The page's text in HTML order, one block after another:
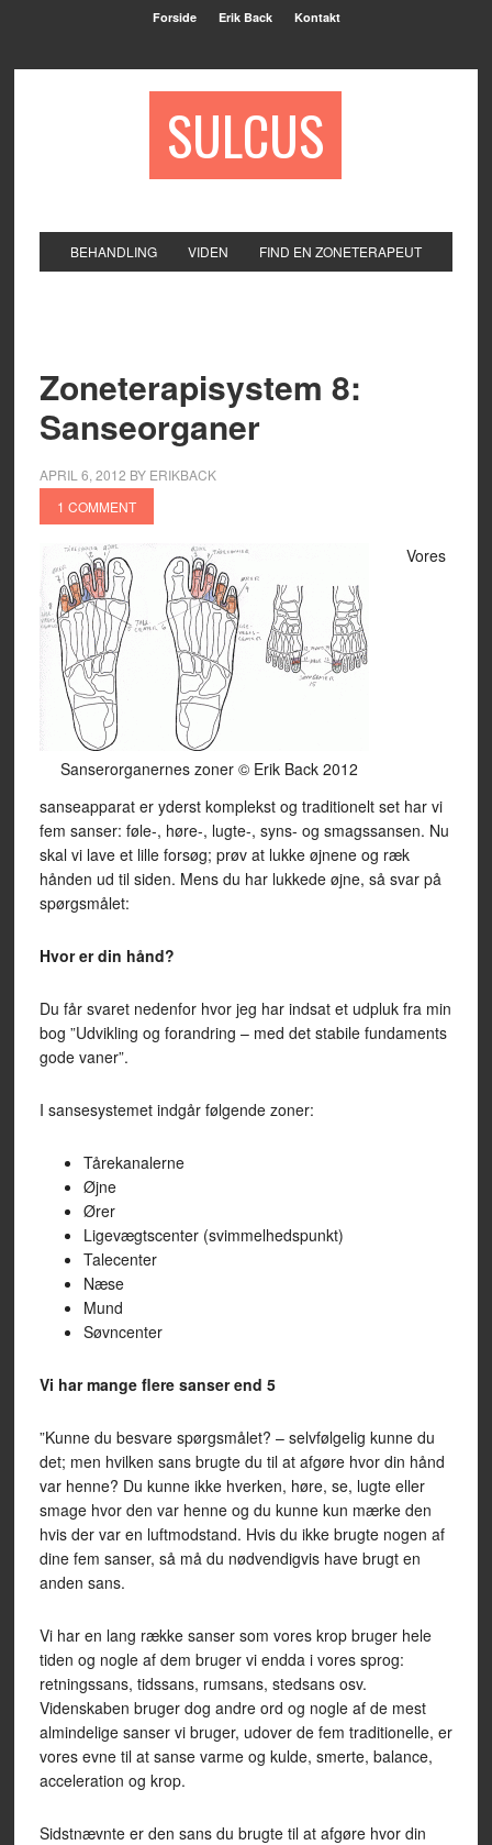
Forside Erik Back Kontakt
SULCUS
BEHANDLING VIDEN FIND EN ZONETERAPEUT
Zoneterapisystem 8:
Sanseorganer
APRIL 6, 2012 BY ERIKBACK
1 COMMENT
Sanserorganernes zoner © Erik Back 2012
Vores
sanseapparat er yderst komplekst og traditionelt set har vi
fem sanser: føle-, høre-, lugte-, syns- og smagssansen. Nu
skal vi lave et lille forsøg; prøv at lukke øjnene og ræk
hånden ud til siden. Mens du har lukkede øjne, så svar på
spørgsmålet:
Hvor er din hånd?
Du får svaret nedenfor hvor jeg har indsat et udpluk fra min
bog ”Udvikling og forandring – med det stabile fundaments
gode vaner”.
I sansesystemet indgår følgende zoner:
Tårekanalerne
Øjne
Ører
Ligevægtscenter (svimmelhedspunkt)
Talecenter
Næse
Mund
Søvncenter
Vi har mange flere sanser end 5
”Kunne du besvare spørgsmålet? – selvfølgelig kunne du
det; men hvilken sans brugte du til at afgøre hvor din hånd
var henne? Du kunne ikke hverken, høre, se, lugte eller
smage hvor den var henne og du kunne kun mærke den
hvis der var en luftmodstand. Hvis du ikke brugte nogen af
dine fem sanser, så må du nødvendigvis have brugt en
anden sans.
Vi har en lang række sanser som vores krop bruger hele
tiden og nogle af dem bruger vi endda i vores sprog:
retningssans, tidssans, rumsans, stedsans osv.
Videnskaben bruger dog andre ord og nogle af de mest
almindelige sanser vi bruger, udover de fem traditionelle, er
vores evne til at sanse varme og kulde, smerte, balance,
acceleration og krop.
Sidstnævnte er den sans du brugte til at afgøre hvor din